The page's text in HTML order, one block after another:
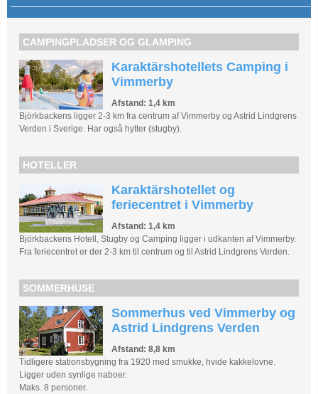
CAMPINGPLADSER OG GLAMPING
Karaktärshotellets Camping i
Vimmerby
Afstand: 1,4 km
Björkbackens ligger 2-3 km fra centrum af Vimmerby og Astrid Lindgrens
Verden i Sverige. Har også hytter (stugby).
HOTELLER
Karaktärshotellet og
feriecentret i Vimmerby
Afstand: 1,4 km
Björkbackens Hotell, Stugby og Camping ligger i udkanten af Vimmerby.
Fra feriecentret er der 2-3 km til centrum og til Astrid Lindgrens Verden.
SOMMERHUSE
Sommerhus ved Vimmerby og
Astrid Lindgrens Verden
Afstand: 8,8 km
Tidligere stationsbygning fra 1920 med smukke, hvide kakkelovne.
Ligger uden synlige naboer.
Maks. 8 personer.